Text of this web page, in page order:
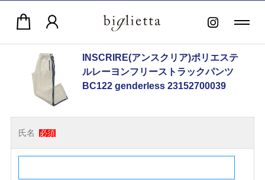
INSCRIRE(アンスクリア)ポリエステ
ルレーヨンフリーストラックパンツ
BC122 genderless 23152700039
氏名 必須